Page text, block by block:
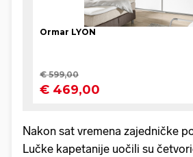
Nakon sat vremena zajedničke
Lučke kapetanije uočili su